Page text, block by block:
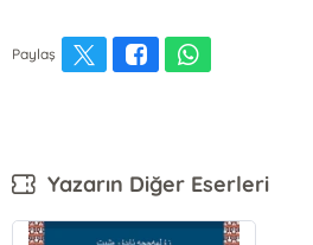
Paylaş
Yazarın Diğer Eserleri